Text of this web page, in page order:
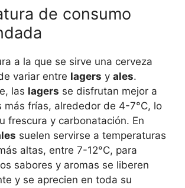
de consumo
a la que se sirve una cerveza
variar entre lagers y ales.
las lagers se disfrutan mejor a
más frías, alrededor de 4-7°C, lo
frescura y carbonatación. En
suelen servirse a temperaturas
altas, entre 7-12°C, para
sabores y aromas se liberen
y se aprecien en toda su